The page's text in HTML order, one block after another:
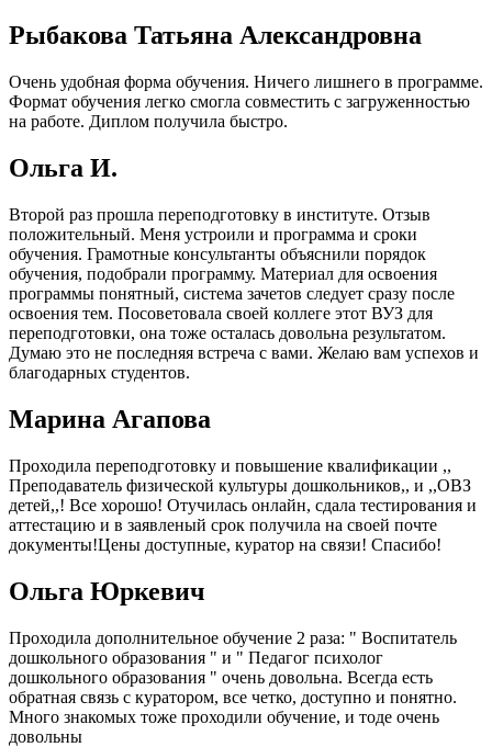
Рыбакова Татьяна Александровна
Очень удобная форма обучения. Ничего лишнего в программе.
Формат обучения легко смогла совместить с загруженностью
на работе. Диплом получила быстро.
Ольга И.
Второй раз прошла переподготовку в институте. Отзыв
положительный. Меня устроили и программа и сроки
обучения. Грамотные консультанты объяснили порядок
обучения, подобрали программу. Материал для освоения
программы понятный, система зачетов следует сразу после
освоения тем. Посоветовала своей коллеге этот ВУЗ для
переподготовки, она тоже осталась довольна результатом.
Думаю это не последняя встреча с вами. Желаю вам успехов и
благодарных студентов.
Марина Агапова
Проходила переподготовку и повышение квалификации ,,
Преподаватель физической культуры дошкольников,, и ,,ОВЗ
детей,,! Все хорошо! Отучилась онлайн, сдала тестирования и
аттестацию и в заявленый срок получила на своей почте
документы!Цены доступные, куратор на связи! Спасибо!
Ольга Юркевич
Проходила дополнительное обучение 2 раза: " Воспитатель
дошкольного образования " и " Педагог психолог
дошкольного образования " очень довольна. Всегда есть
обратная связь с куратором, все четко, доступно и понятно.
Много знакомых тоже проходили обучение, и тоде очень
довольны